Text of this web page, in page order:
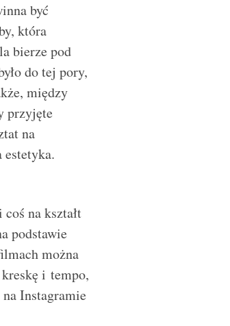
być
która
bierze pod
do tej pory,
między
przyjęte
na
estetyka.
na kształt
podstawie
można
i tempo,
Instagramie